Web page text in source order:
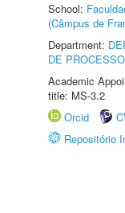
School:
(Câmpus de
Department:
DE
Academic
title: MS-3.2
Orcid
Repositório